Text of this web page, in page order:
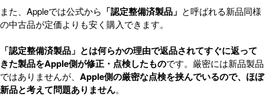
また、Appleでは公式から 「認定整備済製品」 と呼ばれる新品同様
の中古品が定価よりも安く購入できます。
「認定整備済製品」とは何らかの理由で返品されてすぐに返って
きた製品をApple側が修正・点検したものです。厳密には新品製品
ではありませんが、 Apple側の厳密な点検を挟んでいるので、ほぼ
新品と考えて問題ありません。